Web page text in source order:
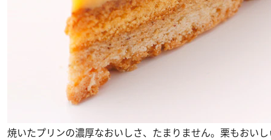
焼いたプリンの濃厚なおいしさ、たまりません。栗もおい